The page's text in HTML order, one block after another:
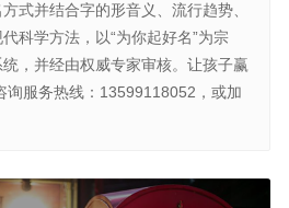
式并结合字的形音义、流行趋势、
科学方法，以“为你起好名”为宗
，并经由权威专家审核。让孩子赢
询服务热线：13599118052，或加